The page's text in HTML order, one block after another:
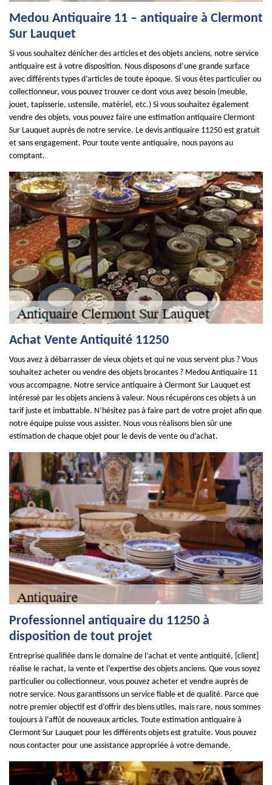
Medou Antiquaire 11 – antiquaire à Clermont
Sur Lauquet
Si vous souhaitez dénicher des articles et des objets anciens, notre service
antiquaire est à votre disposition. Nous disposons d’une grande surface
avec différents types d’articles de toute époque. Si vous êtes particulier ou
collectionneur, vous pouvez trouver ce dont vous avez besoin (meuble,
jouet, tapisserie, ustensile, matériel, etc.) Si vous souhaitez également
vendre des objets, vous pouvez faire une estimation antiquaire Clermont
Sur Lauquet auprès de notre service. Le devis antiquaire 11250 est gratuit
et sans engagement. Pour toute vente antiquaire, nous payons au
comptant.
Achat Vente Antiquité 11250
Vous avez à débarrasser de vieux objets et qui ne vous servent plus ? Vous
souhaitez acheter ou vendre des objets brocantes ? Medou Antiquaire 11
vous accompagne. Notre service antiquaire à Clermont Sur Lauquet est
intéressé par les objets anciens à valeur. Nous récupérons ces objets à un
tarif juste et imbattable. N’hésitez pas à faire part de votre projet afin que
notre équipe puisse vous assister. Nous vous réalisons bien sûr une
estimation de chaque objet pour le devis de vente ou d’achat.
Professionnel antiquaire du 11250 à
disposition de tout projet
Entreprise qualifiée dans le domaine de l’achat et vente antiquité, {client]
réalise le rachat, la vente et l’expertise des objets anciens. Que vous soyez
particulier ou collectionneur, vous pouvez acheter et vendre auprès de
notre service. Nous garantissons un service fiable et de qualité. Parce que
notre premier objectif est d’offrir des biens utiles, mais rare, nous sommes
toujours à l’affût de nouveaux articles. Toute estimation antiquaire à
Clermont Sur Lauquet pour les différents objets est gratuite. Vous pouvez
nous contacter pour une assistance appropriée à votre demande.